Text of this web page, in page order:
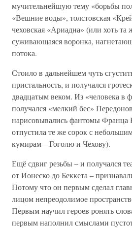
мучительнейшую тему «борьбы
«Вешние воды», толстовская
чеховская «Ариадна» (или хоть
суживающаяся воронка,
потока.
Стоило в дальнейшем чуть
пристальность, и получался
двадцатым веком. Из «человека в
получался «мелкий бес»
нарисовывались фантомы Франца
отпустила те же сорок с
кумирам – Гоголю и Чехову).
Ещё сдвиг резьбы – и получался
от Ионеско до Беккета –
Потому что он первым сделал
лицом непреодолимое
Первым научил героев ронять
первым наполнил смыслами